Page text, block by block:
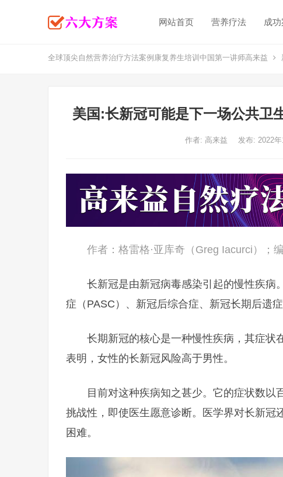
网站首页 营养疗法 成
全球顶尖自然营养治疗方法案例康复养生培训中国第一讲师高来益
美国:长新冠可能是下一场公共卫
作者: 高来益 发布: 2022年
作者：格雷格·亚库奇（Greg Iacurci）；
长新冠是由新冠病毒感染引起的慢性疾病
症（PASC）、新冠后综合症、新冠长期后遗症
长期新冠的核心是一种慢性疾病，其症状
表明，女性的长新冠风险高于男性。
目前对这种疾病知之甚少。它的症状数
挑战性，即使医生愿意诊断。医学界对长新冠
困难。